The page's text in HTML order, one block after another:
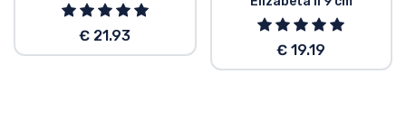
€ 21.93
€ 19.19